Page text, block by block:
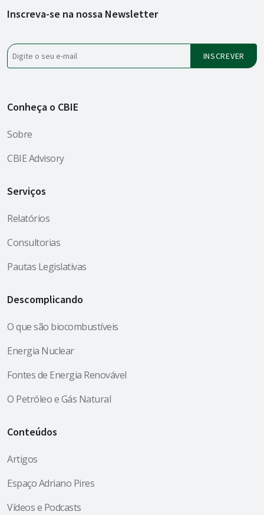
Inscreva-se na nossa Newsletter
Conheça o CBIE
Sobre
CBIE Advisory
Serviços
Relatórios
Consultorias
Pautas Legislativas
Descomplicando
O que são biocombustíveis
Energia Nuclear
Fontes de Energia Renovável
O Petróleo e Gás Natural
Conteúdos
Artigos
Espaço Adriano Pires
Vídeos e Podcasts